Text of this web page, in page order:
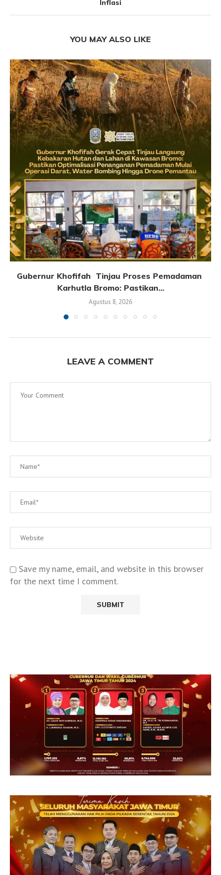
Inflasi
YOU MAY ALSO LIKE
Gubernur Khofifah Tinjau Proses Pemadaman
Karhutla Bromo: Pastikan...
Agustus 8, 2026
LEAVE A COMMENT
Save my name, email, and website in this browser
for the next time I comment.